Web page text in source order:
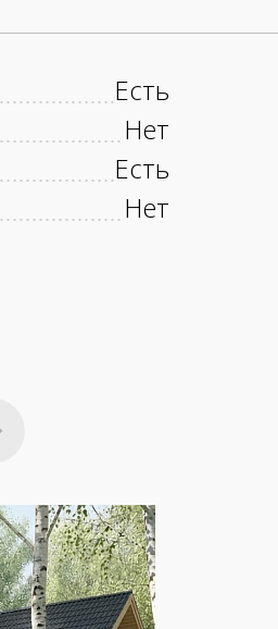
Есть
Нет
Есть
Нет